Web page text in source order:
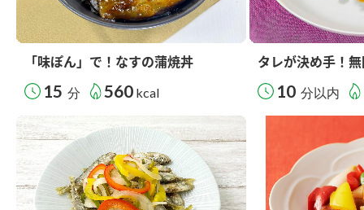
「味ぽん」で！なすの蒲焼丼
15 分 560 kcal
タレが決め手！
10 分以内